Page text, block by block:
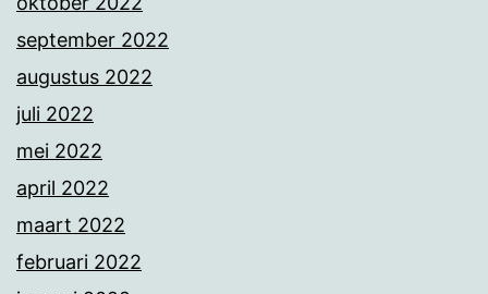
september 2022
augustus 2022
juli 2022
mei 2022
april 2022
maart 2022
februari 2022